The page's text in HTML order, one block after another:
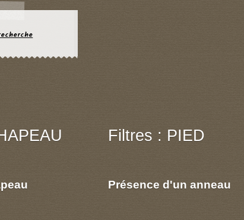
Filtres : PIED
Présence d'un anneau